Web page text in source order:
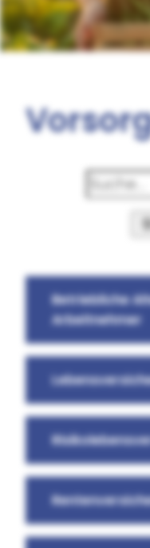
Betriebliche
Arbeitnehmer